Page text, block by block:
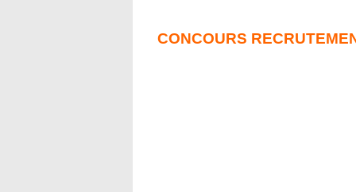
CONCOURS